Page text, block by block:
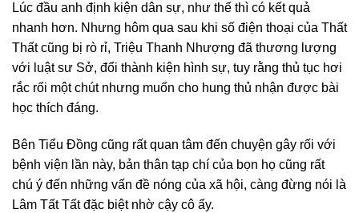
Lúc đầu anh định kiện dân sự, như thế thì có kết quả
nhanh hơn. Nhưng hôm qua sau khi số điện thoại của Thất
Thất cũng bị rò rỉ, Triệu Thanh Nhượng đã thương lượng
với luật sư Sở, đổi thành kiện hình sự, tuy rằng thủ tục hơi
rắc rối một chút nhưng muốn cho hung thủ nhận được bài
học thích đáng.
Bên Tiểu Đồng cũng rất quan tâm đến chuyện gây rối với
bệnh viện lần này, bản thân tạp chí của bọn họ cũng rất
chú ý đến những vấn đề nóng của xã hội, càng đừng nói là
Lâm Tất Tất đặc biệt nhờ cậy cô ấy.